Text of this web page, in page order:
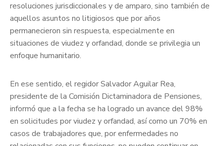
resoluciones jurisdiccionales y de amparo, sino también de
aquellos asuntos no litigiosos que por años
permanecieron sin respuesta, especialmente en
situaciones de viudez y orfandad, donde se privilegia un
enfoque humanitario.
En ese sentido, el regidor Salvador Aguilar Rea,
presidente de la Comisión Dictaminadora de Pensiones,
informó que a la fecha se ha logrado un avance del 98%
en solicitudes por viudez y orfandad, así como un 70% en
casos de trabajadores que, por enfermedades no